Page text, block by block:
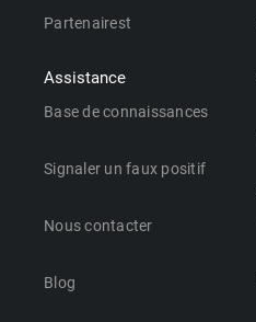
Partenairest
Assistance
Base de connaissances
Signaler un faux positif
Nous contacter
Blog